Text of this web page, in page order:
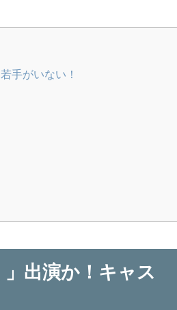
手がいない！
出演か！キャス